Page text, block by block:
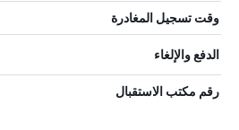
وقت تسجيل المغادرة
الدفع والإلغاء
رقم مكتب الاستقبال